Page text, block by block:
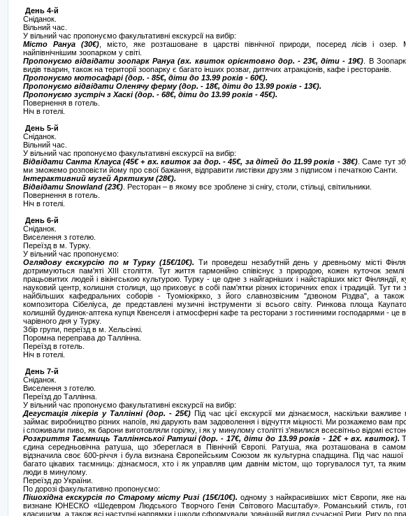
День 4-й
Сніданок.
Вільний час.
У вільний час пропонуємо факультативні екскурсії на вибір:
Місто Рануа (30€), місто, яке розташоване в царстві північної природи, посеред лісів і озер.
найпівнічнішим зоопарком у світі.
Пропонуємо відвідати зоопарк Рануа (вх. квиток орієнтовно дор. - 23€, діти - 19€) . В
видів тварин, також на території зоопарку є багато інших розваг, дитячих атракціонів, кафе і ресторанів.
Пропонуємо мотосафарі (дор. - 85€, діти до 13.99 років - 60€).
Пропонуємо відвідати Оленячу ферму (дор. - 18€, діти до 13.99 років - 13€).
Пропонуємо зустріч з Хаскі (дор. - 68€, діти до 13.99 років - 45€).
Повернення в готель.
Ніч в готелі.
День 5-й
Сніданок.
Вільний час.
У вільний час пропонуємо факультативні екскурсії на вибір:
Відвідати Санта Клауса (45€ + вх. квиток за дор. - 45€, за дітей до 11.99 років - 38€). Саме тут
ми зможемо розповісти йому про свої бажання, відправити листівки друзям з підписом і печаткою Санти.
Інтерактивний музей Арктикум (28€).
Відвідати Snowland (23€) . Ресторан – в якому все зроблене зі снігу, столи, стільці, світильники.
Повернення в готель.
Ніч в готелі.
День 6-й
Сніданок.
Виселення з готелю.
Переїзд в м. Турку.
У вільний час пропонуємо:
Оглядову екскурсію по м Турку (15€/10€). Ти проведеш незабутній день у древньому місті
дотримуються пам'яті XIII століття. Тут життя гармонійно співіснує з природою, кожен куточок
працьовитих людей і вікінгською культурою. Турку - це одне з найгарніших і найстаріших міст Фінляндії,
науковий центр, колишня столиця, що приховує в собі пам'ятки різних історичних епох і традицій. Тут ти
найбільших кафедральних соборів - Туоміокіркко, з його славнозвісним "дзвоном Різдва", а
композитора Сібеліуса, де представлені музичні інструменти зі всього світу. Ринкова площа
колишній будинок-аптека купця Квенселя і атмосферні кафе та ресторани з гостинними господарями - це
чарівного дня у Турку.
Збір групи, переїзд в м. Хельсінкі.
Поромна переправа до Таллінна.
Переїзд в готель.
Ніч в готелі.
День 7-й
Сніданок.
Виселення з готелю.
Переїзд до Таллінна.
У вільний час пропонуємо факультативні екскурсії на вибір:
Дегустація лікерів у Таллінні (дор. - 25€) Під час цієї екскурсії ми дізнаємося, наскільки важливе
займає виробництво різних напоїв, які дарують вам задоволення і відчуття міцності. Ми розкажемо вам
і споживали пиво, як барони виготовляли горілку, і як у минулому столітті з'явилися всесвітньо відомі
Розкриття Таємниць Талліннської Ратуші (дор. - 17€, діти до 13.99 років - 12€ + вх. квиток).
єдина середньовічна ратуша, що збереглася в Північній Європі. Ратуша, яка розташована в
відзначила своє 600-річчя і була визнана Європейським Союзом як культурна спадщина. Під час нашої
багато цікавих таємниць: дізнаємося, хто і як управляв цим давнім містом, що торгувалося тут, та
люди в минулому.
Переїзд до України.
По дорозі факультативно пропонуємо:
Пішохідна екскурсія по Старому місту Ризі (15€/10€). одному з найкрасивіших міст Європи, яке
визнане ЮНЕСКО «Шедевром Людського Творчого Генія Світового Масштабу». Романський стиль,
класицизм, а також всі наступні напрямки і школи сформували зовнішній вигляд сучасної Риги. Ригу по